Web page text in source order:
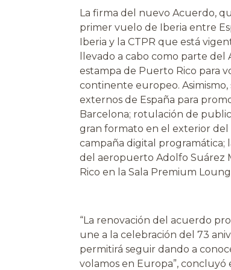
La firma del nuevo Acuerdo,
primer vuelo de Iberia entre
Iberia y la CTPR que está
llevado a cabo como parte
estampa de Puerto Rico para
continente europeo.
externos de España para
Barcelona; rotulación de
gran formato en el exterior del
campaña digital programática;
del aeropuerto Adolfo Suárez
Rico en la Sala Premium
“La renovación del acuerdo
une a la celebración del 73
permitirá seguir dando a
volamos en Europa”,